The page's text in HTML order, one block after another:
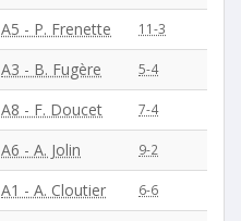
A5 - P. Frenette 11-3
A3 - B. Fugère 5-4
A8 - F. Doucet 7-4
A6 - A. Jolin 9-2
A1 - A. Cloutier 6-6